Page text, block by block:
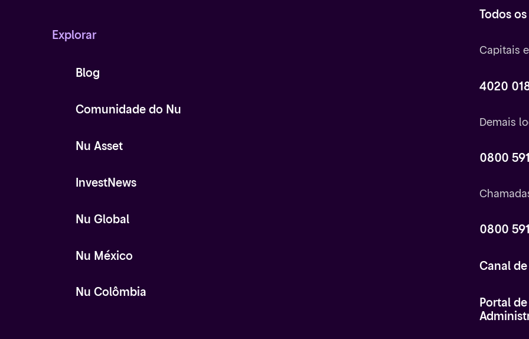
Explorar
Blog
Comunidade do Nu
Nu Asset
InvestNews
Nu Global
Nu México
Nu Colômbia
Todos
Capitais
4020
Demais
0800
0800
Canal
Portal